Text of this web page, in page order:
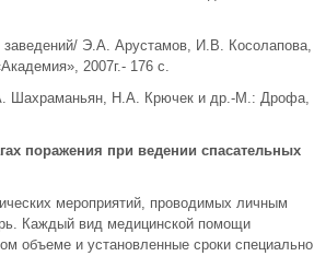
Э.А. Арустамов, И.В. Косолапова,
2007г.- 176 с.
Шахраманьян, Н.А. Крючек и др.-М.: Дрофа,
поражения при ведении спасательных
мероприятий, проводимых личным
Каждый вид медицинской помощи
объеме и установленные сроки специально